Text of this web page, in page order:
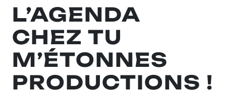
L’AGENDA
CHEZ TU
M’ÉTONNES
PRODUCTIONS !